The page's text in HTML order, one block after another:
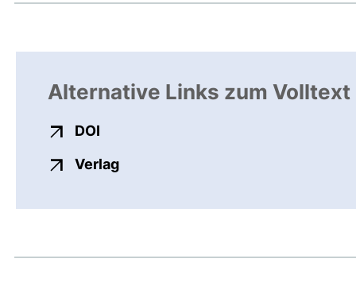
Alternative Links zum Volltext
DOI
Verlagexterner Link, öffnet neues